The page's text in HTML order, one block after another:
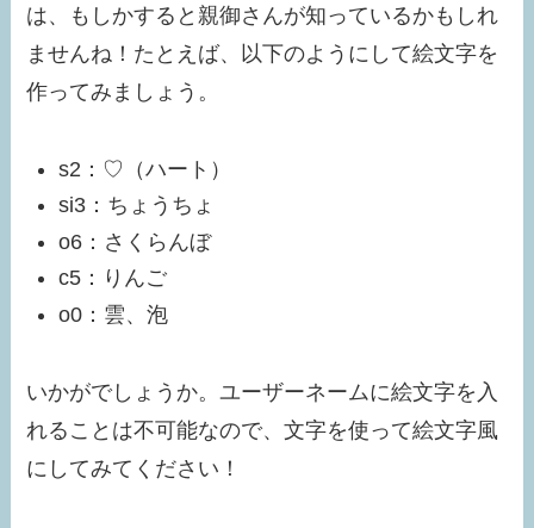
は、もしかすると親御さんが知っているかもしれ
ませんね！たとえば、以下のようにして絵文字を
作ってみましょう。
s2：♡（ハート）
si3：ちょうちょ
o6：さくらんぼ
c5：りんご
o0：雲、泡
いかがでしょうか。ユーザーネームに絵文字を入
れることは不可能なので、文字を使って絵文字風
にしてみてください！